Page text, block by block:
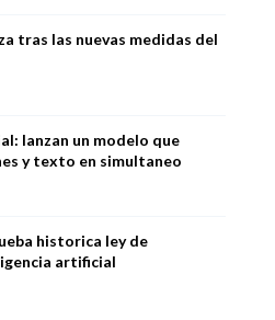
tras las nuevas medidas del
lanzan un modelo que
y texto en simultaneo
historica ley de
artificial